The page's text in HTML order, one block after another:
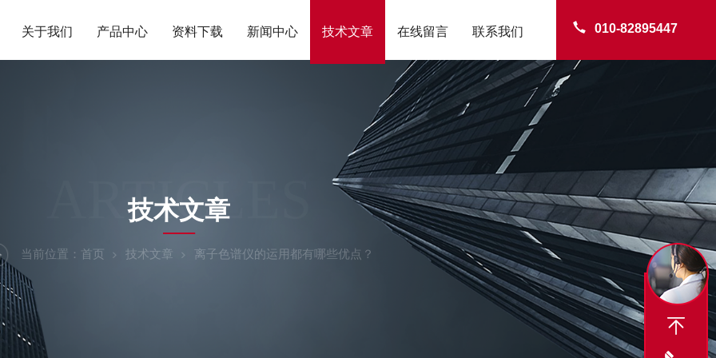
010-82895447
关于我们 产品中心 资料下载 新闻中心 技术文章 在线留言 联系我们
ARTICLES
技术文章
当前位置： 首页 技术文章 离子色谱仪的运用都有哪些优点？